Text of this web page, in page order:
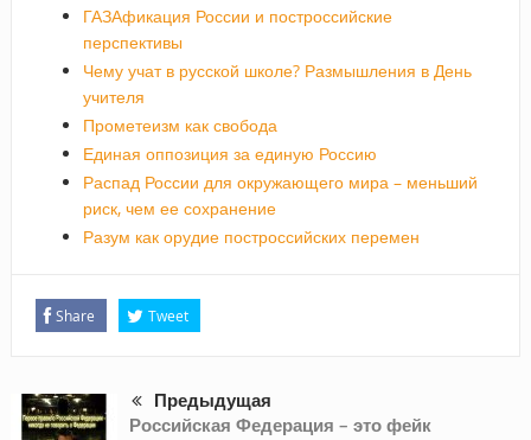
ГАЗАфикация России и построссийские
перспективы
Чему учат в русской школе? Размышления в День
учителя
Прометеизм как свобода
Единая оппозиция за единую Россию
Распад России для окружающего мира – меньший
риск, чем ее сохранение
Разум как орудие построссийских перемен
Share Tweet
Предыдущая
Российская Федерация – это фейк